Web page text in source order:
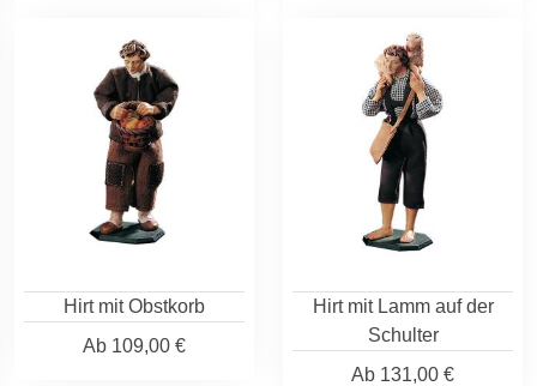
Hirt mit Obstkorb
Ab 109,00 €
Hirt mit Lamm auf der
Schulter
Ab 131,00 €